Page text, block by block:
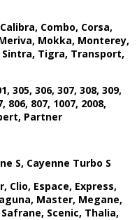
Combo, Corsa,
Mokka, Monterey,
Sintra, Tigra, Transport,
305, 306, 307, 308, 309,
806, 807, 1007, 2008,
Partner
S, Cayenne Turbo S
Clio, Espace, Express,
Master, Megane,
Safrane, Scenic, Thalia,